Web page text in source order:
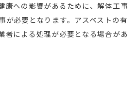
康への影響があるために、解体工事
が必要となります。アスベストの有
者による処理が必要となる場合があ